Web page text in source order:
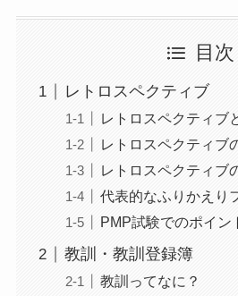
目次
レトロスペクティブ
レトロスペクティブ
レトロスペクティブ
レトロスペクティブ
代表的なふりかえり
PMP試験でのポイン
教訓・教訓登録簿
教訓ってなに？